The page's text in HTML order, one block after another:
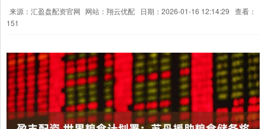
来源：汇盈盘配资官网 网站：翔云优配 日期：2026-01-16 12:14:29 查看：
151